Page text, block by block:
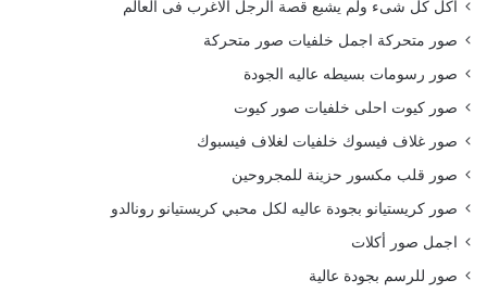
أكل كل شىء ولم يشبع قصة الرجل الاغرب فى العالم
صور متحركة اجمل خلفيات صور متحركة
صور رسومات بسيطه عاليه الجودة
صور كيوت احلى خلفيات صور كيوت
صور غلاف فيسوك خلفيات لغلاف فيسبوك
صور قلب مكسور حزينة للمجروحين
صور كريستيانو بجودة عاليه لكل محبي كريستيانو رونالدو
اجمل صور أكلات
صور للرسم بجودة عالية